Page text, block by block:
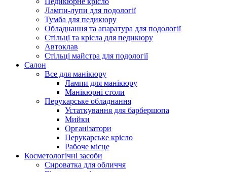
Лампи-лупи для подології
Тумба для педикюру
Обладнання та апаратура для подології
Стільці та крісла для педикюру
Автоклав
Стільці майстра для подології
Салон
Все для манікюру
Лампи для манікюру
Манікюрні столи
Перукарське обладнання
Устаткування для барбершопа
Мийки
Організатори
Перукарське крісло
Рабоче місце
Косметологічні засоби
Сироватка для обличчя